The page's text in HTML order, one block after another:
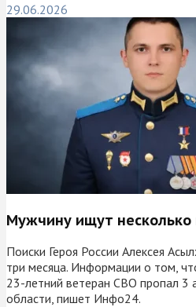
29.06.2026
Мужчину ищут несколько
Поиски Героя России Алексея
три месяца. Информации о том,
23-летний ветеран СВО пропал 3
области, пишет Инфо24.